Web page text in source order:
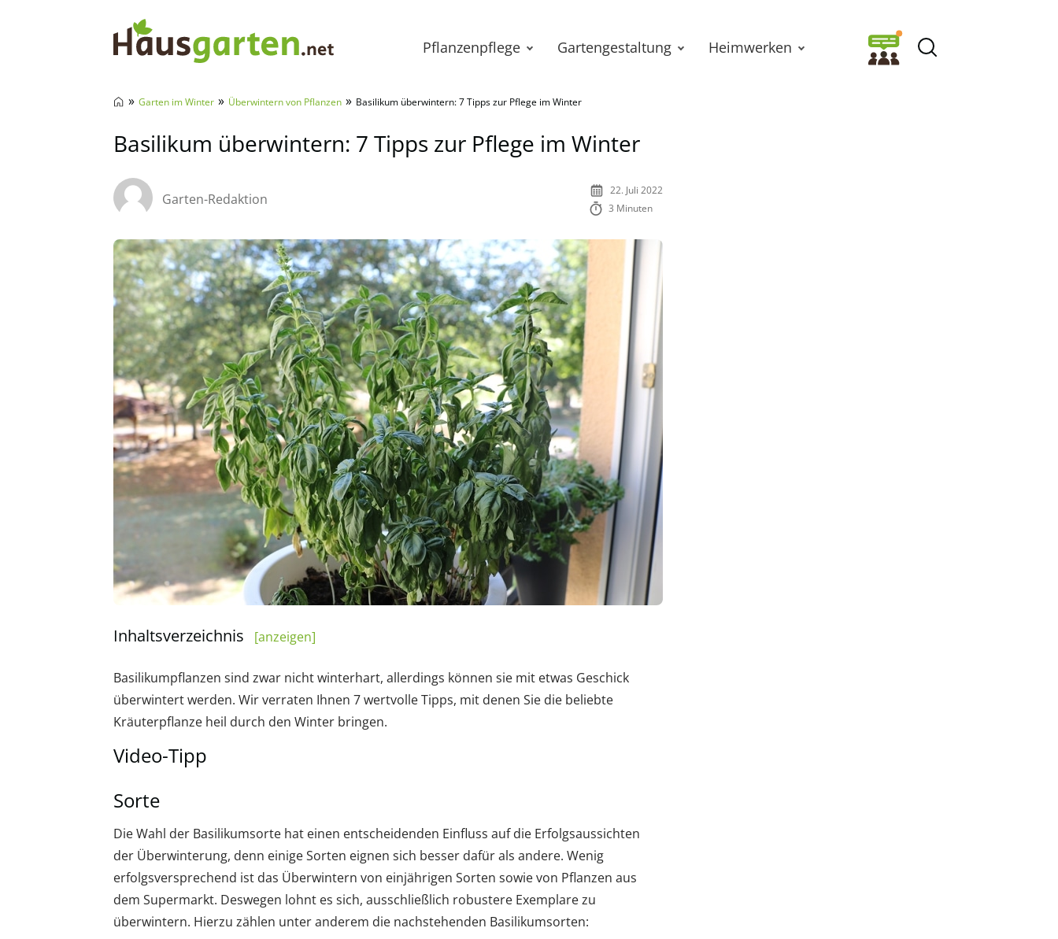
Pflanzenpflege Gartengestaltung Heimwerken
» Garten im Winter » Überwintern von Pflanzen » Basilikum überwintern: 7 Tipps zur Pflege im Winter
Basilikum überwintern: 7 Tipps zur Pflege im Winter
Garten-Redaktion
22. Juli 2022
3 Minuten
Inhaltsverzeichnis [anzeigen]
Basilikumpflanzen sind zwar nicht winterhart, allerdings können sie mit etwas Geschick
überwintert werden. Wir verraten Ihnen 7 wertvolle Tipps, mit denen Sie die beliebte
Kräuterpflanze heil durch den Winter bringen.
Video-Tipp
Sorte
Die Wahl der Basilikumsorte hat einen entscheidenden Einfluss auf die Erfolgsaussichten
der Überwinterung, denn einige Sorten eignen sich besser dafür als andere. Wenig
erfolgsversprechend ist das Überwintern von einjährigen Sorten sowie von Pflanzen aus
dem Supermarkt. Deswegen lohnt es sich, ausschließlich robustere Exemplare zu
überwintern. Hierzu zählen unter anderem die nachstehenden Basilikumsorten: